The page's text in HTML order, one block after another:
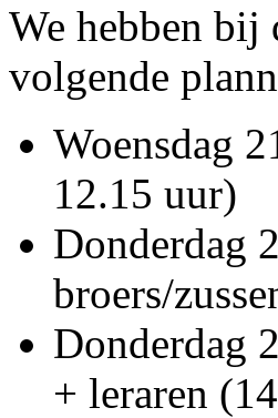
We hebben bij
volgende
Woensdag
12.15 uur)
Donderdag
broers/
Donderdag
+ leraren